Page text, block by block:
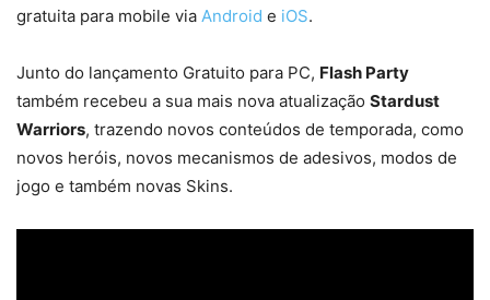
gratuita para mobile via Android e iOS.
Junto do lançamento Gratuito para PC, Flash Party
também recebeu a sua mais nova atualização Stardust
Warriors, trazendo novos conteúdos de temporada, como
novos heróis, novos mecanismos de adesivos, modos de
jogo e também novas Skins.